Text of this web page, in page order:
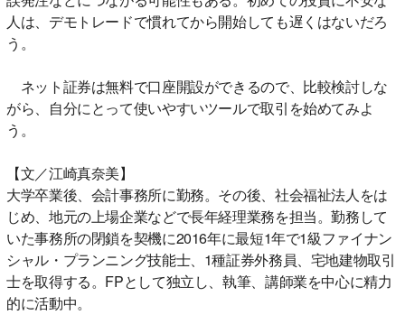
人は、デモトレードで慣れてから開始しても遅くはないだろ
う。
ネット証券は無料で口座開設ができるので、比較検討しな
がら、自分にとって使いやすいツールで取引を始めてみよ
う。
【文／江崎真奈美】
大学卒業後、会計事務所に勤務。その後、社会福祉法人をは
じめ、地元の上場企業などで長年経理業務を担当。勤務して
いた事務所の閉鎖を契機に2016年に最短1年で1級ファイナン
シャル・プランニング技能士、1種証券外務員、宅地建物取引
士を取得する。FPとして独立し、執筆、講師業を中心に精力
的に活動中。